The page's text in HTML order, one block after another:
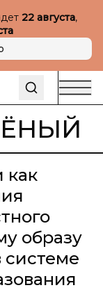
22 августа,
как
образу